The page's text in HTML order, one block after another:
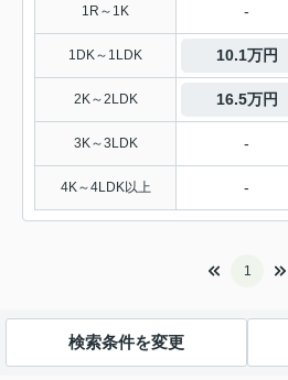
1R～1K -
1DK～1LDK 10.1万円
2K～2LDK 16.5万円
3K～3LDK -
4K～4LDK以上 -
1
検索条件を変更